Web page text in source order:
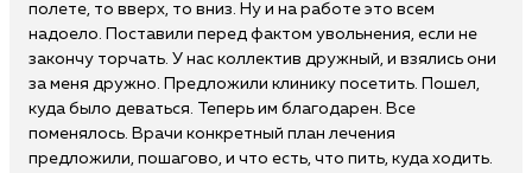
полете, то вверх, то вниз. Ну и на работе это всем
надоело. Поставили перед фактом увольнения, если не
закончу торчать. У нас коллектив дружный, и взялись они
за меня дружно. Предложили клинику посетить. Пошел,
куда было деваться. Теперь им благодарен. Все
поменялось. Врачи конкретный план лечения
предложили, пошагово, и что есть, что пить, куда ходить.